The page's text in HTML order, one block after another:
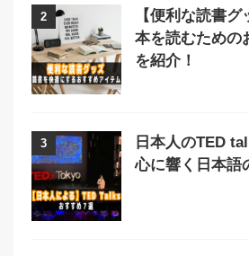
2
【便利な読書
本を読むための
を紹介！
3
日本人のTED
心に響く日本語